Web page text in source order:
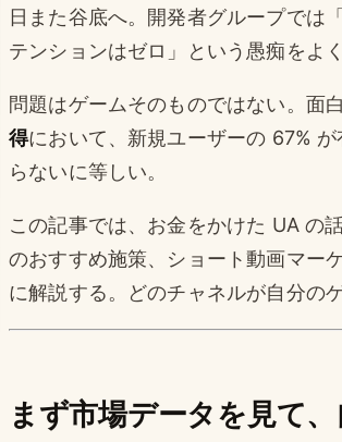
日また谷底へ。開発者グループでは
テンションはゼロ」という愚痴をよ
問題はゲームそのものではない。面
得において、新規ユーザーの 67%
らないに等しい。
この記事では、お金をかけた UA
のおすすめ施策、ショート動画マー
に解説する。どのチャネルが自分の
まず市場データを見て